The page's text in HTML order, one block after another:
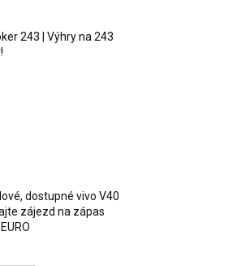
243 | Výhry na 243
dostupné vivo V40
zájezd na zápas